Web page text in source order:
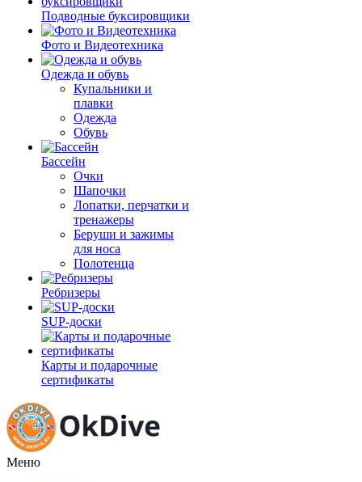
Подводные буксировщики
Фото и Видеотехника
Одежда и обувь
Купальники и
плавки
Одежда
Обувь
Бассейн
Очки
Шапочки
Лопатки, перчатки и
тренажеры
Беруши и зажимы
для носа
Полотенца
Ребризеры
SUP-доски
Карты и подарочные
сертификаты
Меню